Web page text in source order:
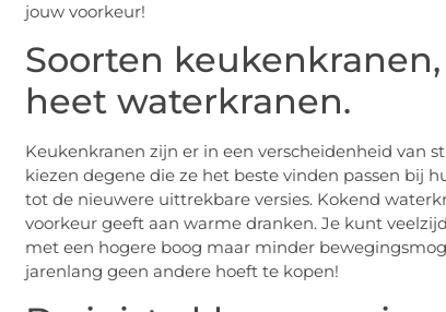
jouw voorkeur!
Soorten
heet waterkranen.
Keukenkranen zijn er in een verscheidenheid van
kiezen degene die ze het beste vinden passen bij
tot de nieuwere uittrekbare versies. Kokend
voorkeur geeft aan warme dranken. Je kunt
met een hogere boog maar minder
jarenlang geen andere hoeft te kopen!